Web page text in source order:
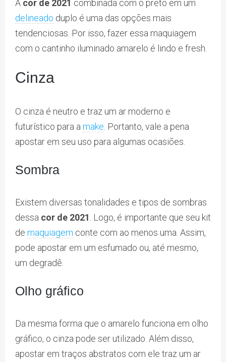
A cor de 2021 combinada com o preto em um
delineado duplo é uma das opções mais
tendenciosas. Por isso, fazer essa maquiagem
com o cantinho iluminado amarelo é lindo e fresh.
Cinza
O cinza é neutro e traz um ar moderno e
futurístico para a make . Portanto, vale a pena
apostar em seu uso para algumas ocasiões.
Sombra
Existem diversas tonalidades e tipos de sombras
dessa cor de 2021 . Logo, é importante que seu kit
de maquiagem conte com ao menos uma. Assim,
pode apostar em um esfumado ou, até mesmo,
um degradê.
Olho gráfico
Da mesma forma que o amarelo funciona em olho
gráfico, o cinza pode ser utilizado. Além disso,
apostar em traços abstratos com ele traz um ar